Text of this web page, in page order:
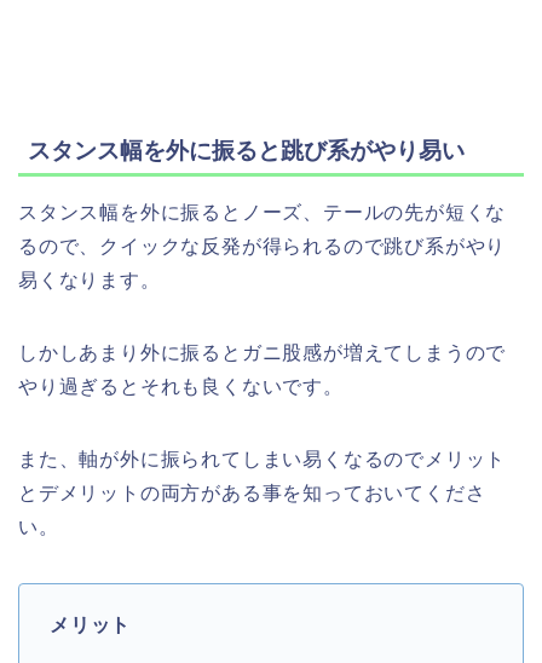
スタンス幅を外に振ると跳び系がやり易い
スタンス幅を外に振るとノーズ、テールの先が短くな
るので、クイックな反発が得られるので跳び系がやり
易くなります。
しかしあまり外に振るとガニ股感が増えてしまうので
やり過ぎるとそれも良くないです。
また、軸が外に振られてしまい易くなるのでメリット
とデメリットの両方がある事を知っておいてくださ
い。
メリット